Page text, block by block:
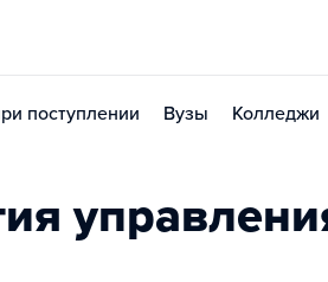
поступлении Вузы Колледжи